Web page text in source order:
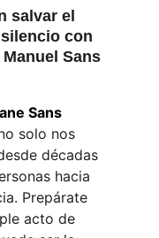
salvar el
con
Sans
Sans
solo nos
décadas
hacia
Prepárate
acto de